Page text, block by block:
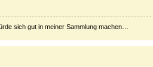
sich gut in meiner Sammlung machen…